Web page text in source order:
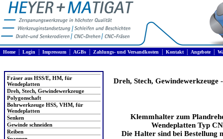
Home| Login Impressum AGBs Zahlungs- und Versandkosten Kontakt| Angebote|
Fräser aus HSS/E, HM, für
Wendeplatten
Dreh, Stech, Gewindewerkzeuge
Polygonschaft
Bohrwerkzeuge HSS, VHM, für
Wendeplatten
Senken
Gewinde schneiden
Reiben
Dreh, Stech, Gewindewerkzeuge
Klemmhalter zum
Wendeplatten Typ
Die Halter sind bei Bestellung